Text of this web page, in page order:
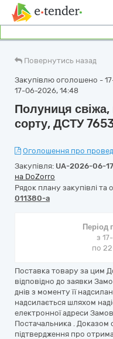
Повернутись назад
Закупівлю оголошено -
17-06-2026, 14:48
Полуниця
сорту, ДСТУ
Оголошення про
Закупівля: UA-2026-06-
на DoZorro
Рядок плану закупівлі та
011380-a
Період
з
по
Поставка товару за цим
відповідно до заявки
днів з моменту її
надсилається шляхом
електронної адреси
Постачальника . Доказом
підтвердження про